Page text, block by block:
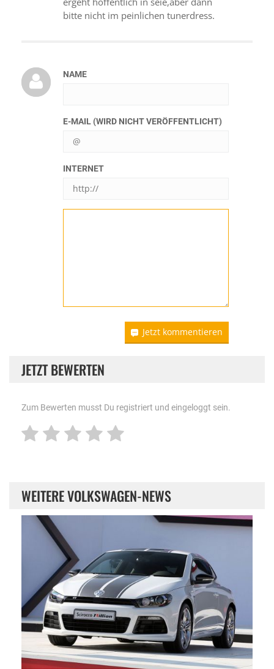
bitte nicht im peinlichen tunerdress.
NAME
E-MAIL (WIRD NICHT VERÖFFENTLICHT)
INTERNET
Jetzt kommentieren
JETZT BEWERTEN
Zum Bewerten musst Du registriert und eingeloggt sein.
WEITERE VOLKSWAGEN-NEWS